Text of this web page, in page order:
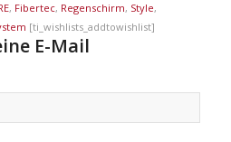
, Fibertec, Regenschirm, Style,
[ti_wishlists_addtowishlist]
E-Mail